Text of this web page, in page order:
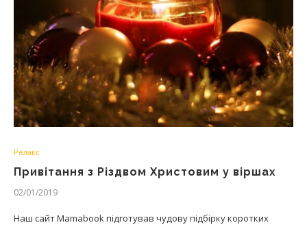
Релакс
Привітання з Різдвом Христовим у віршах
02/01/2019
Наш сайт Mamabook підготував чудову підбірку коротких